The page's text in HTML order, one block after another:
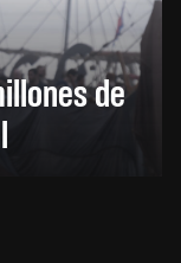
de